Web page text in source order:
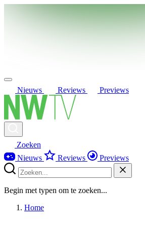
Nieuws Reviews Previews
Zoeken
Nieuws
Reviews Previews
Begin met typen om te zoeken...
Home